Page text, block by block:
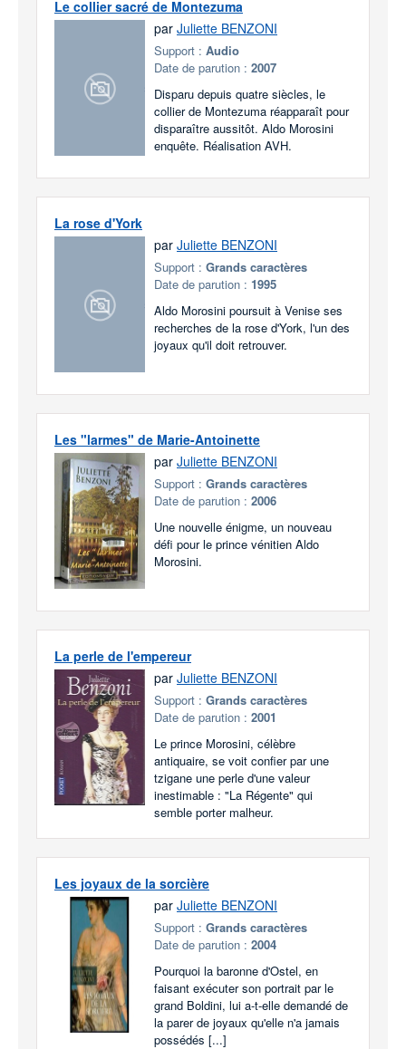
Le collier sacré de Montezuma
par Juliette BENZONI
Support : Audio
Date de parution : 2007
Disparu depuis quatre siècles, le
collier de Montezuma réapparaît pour
disparaître aussitôt. Aldo Morosini
enquête. Réalisation AVH.
La rose d'York
par Juliette BENZONI
Support : Grands caractères
Date de parution : 1995
Aldo Morosini poursuit à Venise ses
recherches de la rose d'York, l'un des
joyaux qu'il doit retrouver.
Les "larmes" de Marie-Antoinette
par Juliette BENZONI
Support : Grands caractères
Date de parution : 2006
Une nouvelle énigme, un nouveau
défi pour le prince vénitien Aldo
Morosini.
La perle de l'empereur
par Juliette BENZONI
Support : Grands caractères
Date de parution : 2001
Le prince Morosini, célèbre
antiquaire, se voit confier par une
tzigane une perle d'une valeur
inestimable : "La Régente" qui
semble porter malheur.
Les joyaux de la sorcière
par Juliette BENZONI
Support : Grands caractères
Date de parution : 2004
Pourquoi la baronne d'Ostel, en
faisant exécuter son portrait par le
grand Boldini, lui a-t-elle demandé de
la parer de joyaux qu'elle n'a jamais
possédés [...]